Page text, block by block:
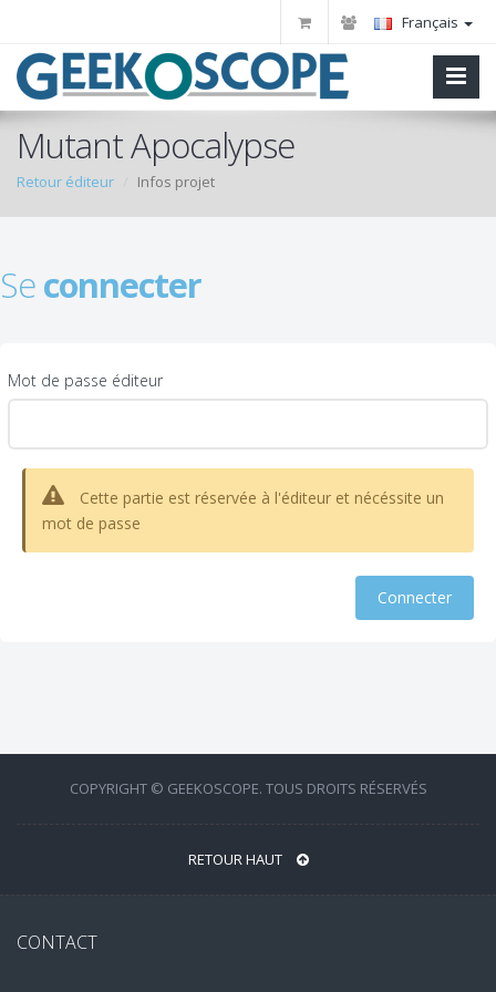
Français
Mutant Apocalypse
Retour éditeur Infos projet
Seconnecter
Mot de passe éditeur
Cette partie est réservée à l'éditeur et nécéssite un
mot de passe
COPYRIGHT © GEEKOSCOPE. TOUS DROITS RÉSERVÉS
RETOUR HAUT
CONTACT